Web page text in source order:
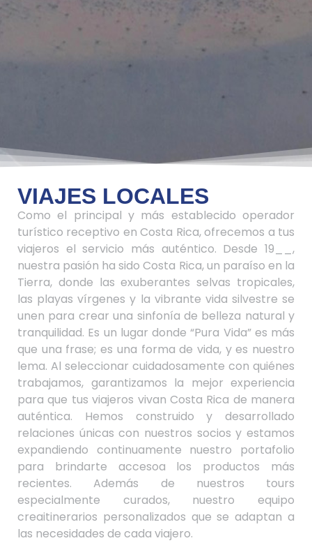
VIAJES LOCALES
Como el principal y más establecido operador
turístico receptivo en Costa Rica, ofrecemos a tus
viajeros el servicio más auténtico. Desde 19__,
nuestra pasión ha sido Costa Rica, un paraíso en la
Tierra, donde las exuberantes selvas tropicales,
las playas vírgenes y la vibrante vida silvestre se
unen para crear una sinfonía de belleza natural y
tranquilidad. Es un lugar donde “Pura Vida” es más
que una frase; es una forma de vida, y es nuestro
lema. Al seleccionar cuidadosamente con quiénes
trabajamos, garantizamos la mejor experiencia
para que tus viajeros vivan Costa Rica de manera
auténtica. Hemos construido y desarrollado
relaciones únicas con nuestros socios y estamos
expandiendo continuamente nuestro portafolio
para brindarte accesoa los productos más
recientes. Además de nuestros tours
especialmente curados, nuestro equipo
creaitinerarios personalizados que se adaptan a
las necesidades de cada viajero.